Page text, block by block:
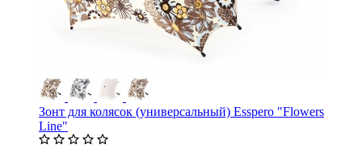
Зонт для колясок (универсальный) Esspero "Flowers
Line"